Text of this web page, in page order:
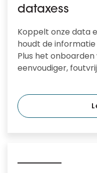
dataxess
Koppelt onze data
houdt de
Plus het
eenvoudiger,